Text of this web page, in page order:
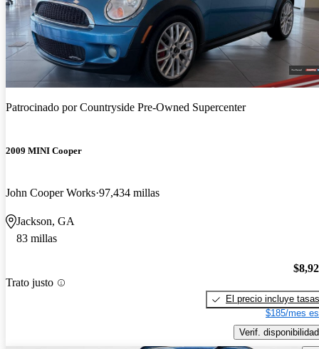
Patrocinado porCountryside Pre-Owned Supercenter
2009 MINI Cooper
John Cooper Works 97,434 millas
Jackson, GA
83 millas
Trato justo
El precio incluye tasas
$185/mes
Verif. disponibilidad